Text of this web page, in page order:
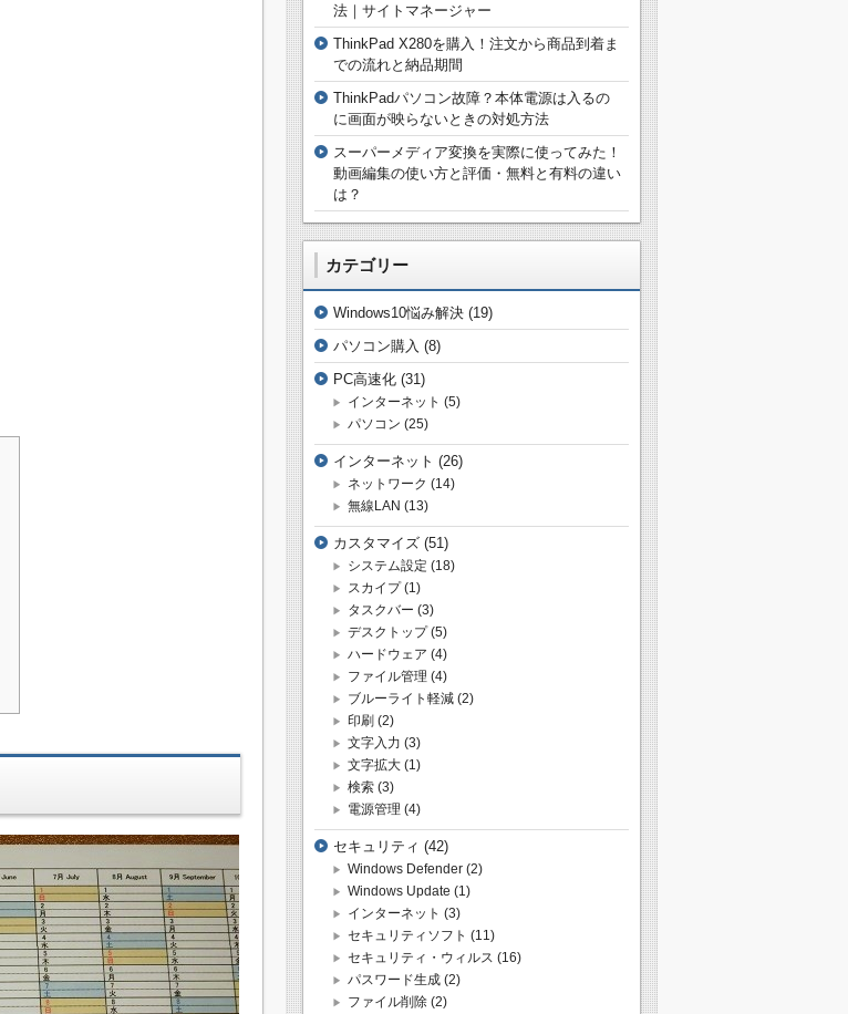
法｜サイトマネージャー
ThinkPad X280を購入！注文から商品到着ま
での流れと納品期間
ThinkPadパソコン故障？本体電源は入るの
に画面が映らないときの対処方法
スーパーメディア変換を実際に使ってみた！
動画編集の使い方と評価・無料と有料の違い
は？
カテゴリー
Windows10悩み解決 (19)
パソコン購入 (8)
PC高速化 (31)
インターネット (5)
パソコン (25)
インターネット (26)
ネットワーク (14)
無線LAN (13)
カスタマイズ (51)
システム設定 (18)
スカイプ(1)
タスクバー (3)
デスクトップ(5)
ハードウェア (4)
ファイル管理 (4)
ブルーライト軽減 (2)
印刷 (2)
文字入力 (3)
文字拡大 (1)
検索 (3)
電源管理 (4)
セキュリティ (42)
Windows Defender (2)
Windows Update (1)
インターネット (3)
セキュリティソフト (11)
セキュリティ・ウィルス (16)
パスワード生成 (2)
ファイル削除 (2)